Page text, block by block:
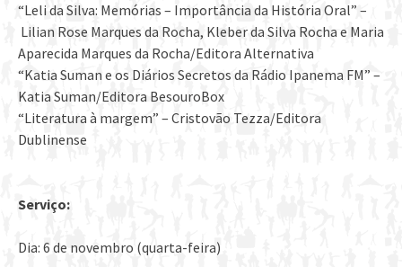
“Leli da Silva: Memórias – Importância da História Oral” –
Lilian Rose Marques da Rocha, Kleber da Silva Rocha e Maria
Aparecida Marques da Rocha/Editora Alternativa
“Katia Suman e os Diários Secretos da Rádio Ipanema FM” –
Katia Suman/Editora BesouroBox
“Literatura à margem” – Cristovão Tezza/Editora
Dublinense
Serviço:
Dia: 6 de novembro (quarta-feira)